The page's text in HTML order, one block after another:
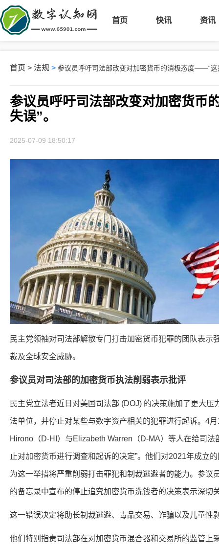
首页 快讯 资讯
首页 > 法规 > 参议员呼吁司法部改变对加密货币的消极态度——“这
参议员呼吁司法部改变对加密货
失误”。
2025-07-09 18:50:17
民主党领袖对司法部解散专门打击加密货币犯罪的团队表
裁及全球安全威胁。
参议员对司法部的加密货币执法削弱表示批评
民主党立法者近日对美国司法部 (DOJ) 的决策施加了更大
法单位，并停止对某些与数字资产相关的犯罪进行起诉。4
Hirono（D-HI）与Elizabeth Warren（D-MA）等人在给司
止对加密货币进行调查和起诉的决定”。他们对2021年成立
为这一举措将严重削弱打击罪犯和制裁逃避者的能力。参议
的备忘录中宣布的停止追究加密货币洗钱者的决策表示深切
这一错误决定将助长制裁逃避、毒品交易、诈骗以及儿童性
他们特别指责司法部在对加密货币混合器和交易所的监管上